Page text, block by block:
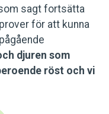
sagt fortsätta
för att kunna
djuren som
röst och vi